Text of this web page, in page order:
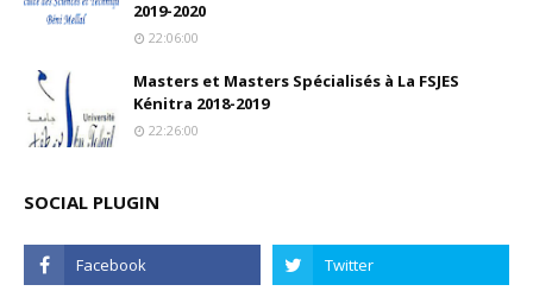
2019-2020
22:06:00
Masters et Masters Spécialisés à La FSJES
Kénitra 2018-2019
22:26:00
SOCIAL PLUGIN